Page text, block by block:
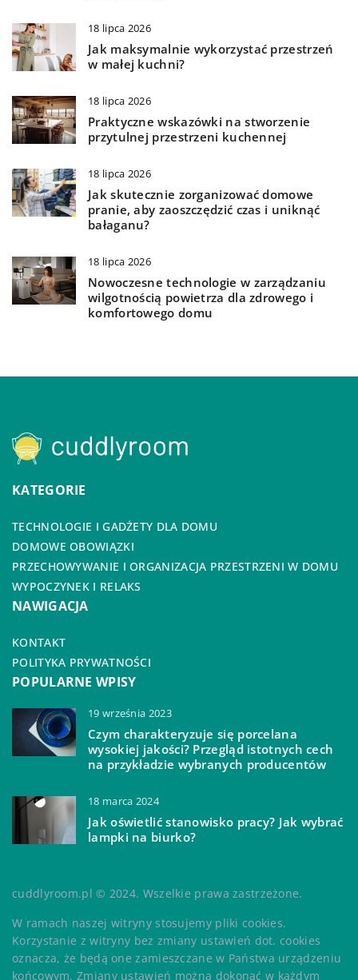
18 lipca 2026
Jak maksymalnie wykorzystać przestrzeń
w małej kuchni?
18 lipca 2026
Praktyczne wskazówki na stworzenie
przytulnej przestrzeni kuchennej
18 lipca 2026
Jak skutecznie zorganizować domowe
pranie, aby zaoszczędzić czas i uniknąć
bałaganu?
18 lipca 2026
Nowoczesne technologie w zarządzaniu
wilgotnością powietrza dla zdrowego i
komfortowego domu
KATEGORIE
TECHNOLOGIE I GADŻETY DLA DOMU
DOMOWE OBOWIĄZKI
PRZECHOWYWANIE I ORGANIZACJA PRZESTRZENI W DOMU
WYPOCZYNEK I RELAKS
NAWIGACJA
KONTAKT
POLITYKA PRYWATNOŚCI
POPULARNE WPISY
19 września 2023
Czym charakteryzuje się porcelana
wysokiej jakości? Przegląd istotnych cech
na przykładzie wybranych producentów
18 marca 2024
Jak oświetlić stanowisko pracy? Jak wybrać
lampki na biurko?
cuddlyroom.pl © 2024. Wszelkie prawa zastrzeżone.
W ramach naszej witryny stosujemy pliki cookies.
Korzystanie z witryny bez zmiany ustawień dot. cookies
oznacza, że będą one zamieszczane w Państwa urządzeniu
końcowym. Zmiany ustawień można dokonać w każdym